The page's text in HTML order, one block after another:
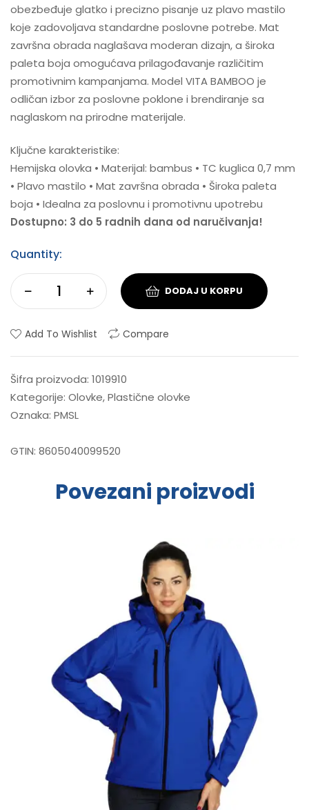
obezbeđuje glatko i precizno pisanje uz plavo mastilo
koje zadovoljava standardne poslovne potrebe. Mat
završna obrada naglašava moderan dizajn, a široka
paleta boja omogućava prilagođavanje različitim
promotivnim kampanjama. Model VITA BAMBOO je
odličan izbor za poslovne poklone i brendiranje sa
naglaskom na prirodne materijale.
Ključne karakteristike:
Hemijska olovka • Materijal: bambus • TC kuglica 0,7 mm
• Plavo mastilo • Mat završna obrada • Široka paleta
boja • Idealna za poslovnu i promotivnu upotrebu
Dostupno: 3 do 5 radnih dana od naručivanja!
Quantity:
DODAJ U KORPU
Add To Wishlist Compare
Šifra proizvoda: 1019910
Kategorije: Olovke,Plastične olovke
Oznaka: PMSL
GTIN: 8605040099520
Povezani proizvodi